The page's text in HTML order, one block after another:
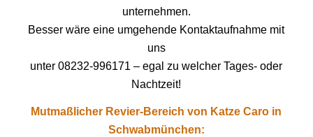
unternehmen.
Besser wäre eine umgehende Kontaktaufnahme mit
uns
unter 08232-996171 – egal zu welcher Tages- oder
Nachtzeit!
Mutmaßlicher Revier-Bereich von Katze Caro in
Schwabmünchen: